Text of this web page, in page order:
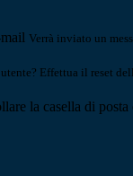
Verrà inviato un
Effettua il reset
la casella di posta